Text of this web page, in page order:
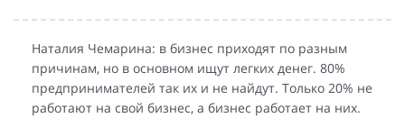
Наталия Чемарина: в бизнес приходят по разным
причинам, но в основном ищут легких денег. 80%
предпринимателей так их и не найдут. Только 20% не
работают на свой бизнес, а бизнес работает на них.